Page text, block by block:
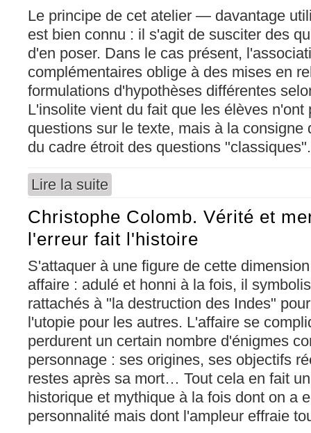
Le principe de cet atelier — davantage
est bien connu : il s'agit de susciter des
d'en poser. Dans le cas présent,
complémentaires oblige à des mises en
formulations d'hypothèses différentes
L'insolite vient du fait que les élèves n'ont
questions sur le texte, mais à la consigne
du cadre étroit des questions "classiques".
Lire la suite
Christophe Colomb. Vérité et
l'erreur fait l'histoire
S'attaquer à une figure de cette
affaire : adulé et honni à la fois, il
rattachés à "la destruction des Indes"
l'utopie pour les autres. L'affaire se
perdurent un certain nombre d'énigmes
personnage : ses origines, ses objectifs
restes après sa mort… Tout cela en fait
historique et mythique à la fois dont on a
personnalité mais dont l'ampleur effraie